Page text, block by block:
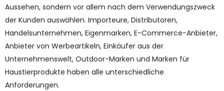
Aussehen, sondern vor allem nach dem Verwendungszweck
der Kunden auswählen. Importeure, Distributoren,
Handelsunternehmen, Eigenmarken, E-Commerce-Anbieter,
Anbieter von Werbeartikeln, Einkäufer aus der
Unternehmenswelt, Outdoor-Marken und Marken für
Haustierprodukte haben alle unterschiedliche
Anforderungen.